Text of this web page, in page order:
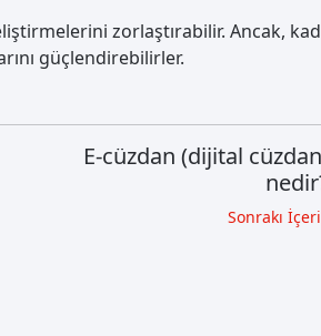
zorlaştırabilir. Ancak,
güçlendirebilirler.
E-cüzdan (dijital
Sonrakı